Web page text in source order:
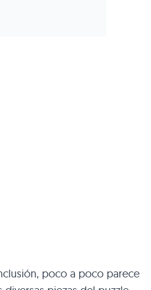
poco a poco parece